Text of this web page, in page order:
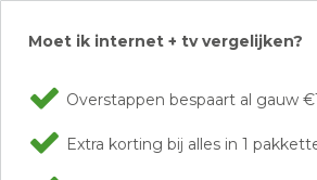
Moet ik internet + tv vergelijken?
Overstappen bespaart al gauw
Extra korting bij alles in 1